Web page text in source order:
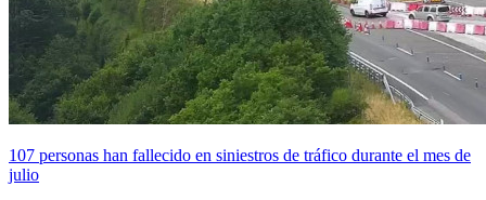
107 personas han fallecido en siniestros de tráfico durante el mes de
julio